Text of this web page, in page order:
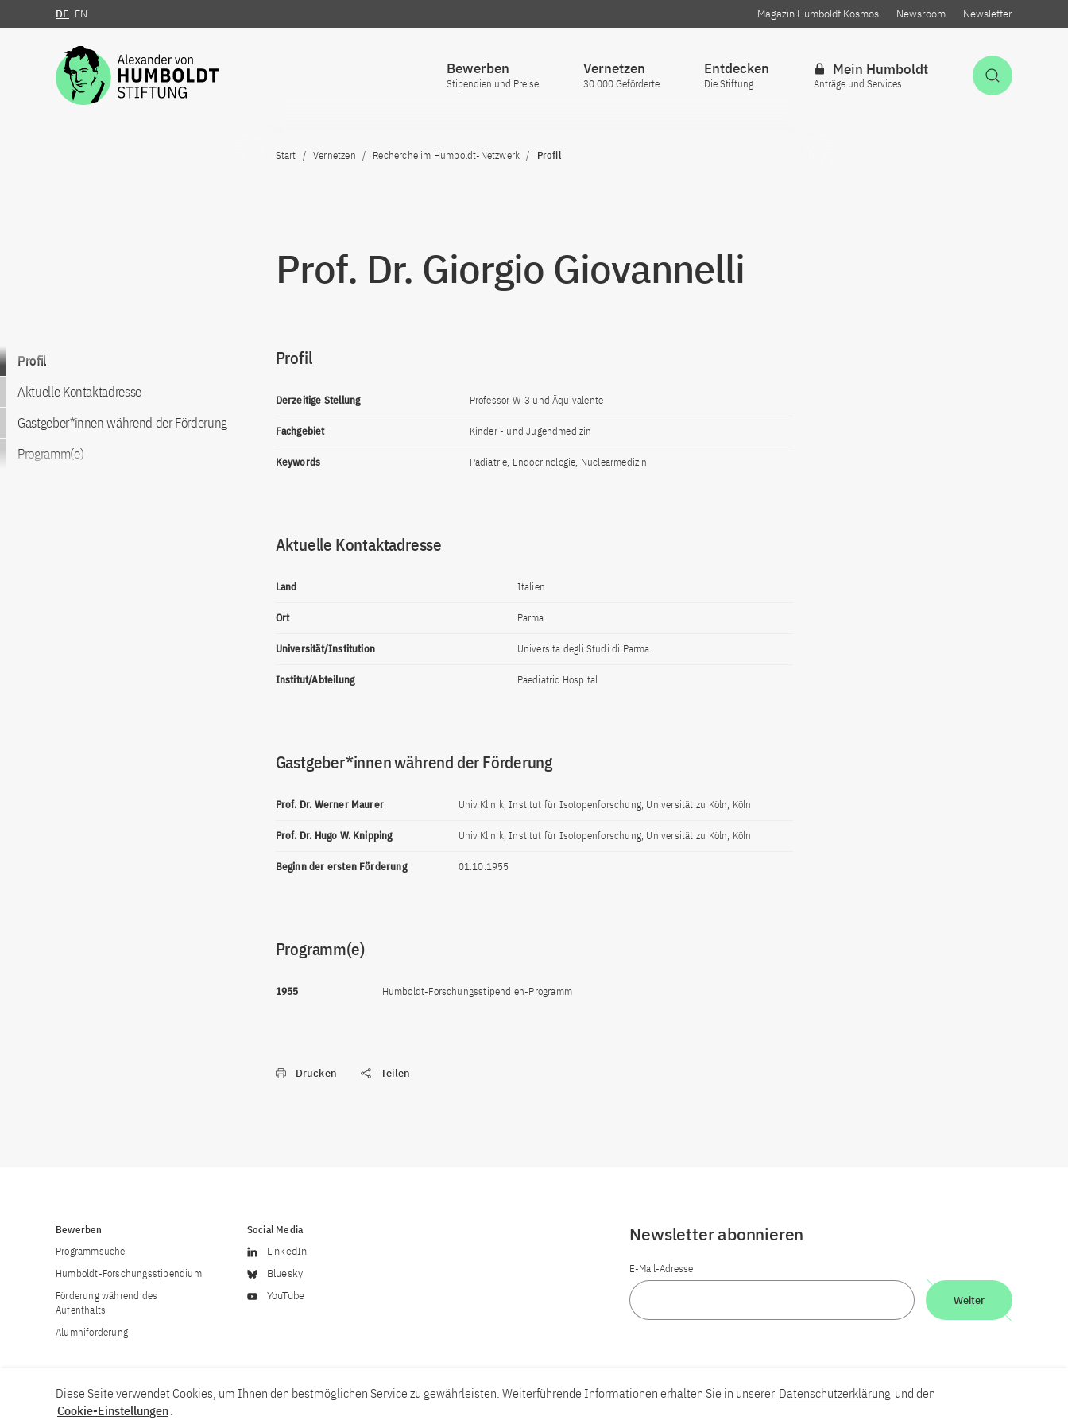
Zum Inhalt springen
DE EN Magazin Humboldt Kosmos Newsroom Newsletter
Bewerben
Stipendien und Preise
Vernetzen
30.000 Geförderte
Entdecken
Die Stiftung
Mein Humboldt
Anträge und Services
Start Vernetzen Recherche im Humboldt-Netzwerk Profil
Prof. Dr. Giorgio Giovannelli
Zum Inhalt springen
Profil
Aktuelle Kontaktadresse
Gastgeber*innen während der Förderung
Programm(e)
Profil
Derzeitige Stellung Professor W-3 und Äquivalente
Fachgebiet Kinder - und Jugendmedizin
Keywords Pädiatrie, Endocrinologie, Nuclearmedizin
Aktuelle Kontaktadresse
Land Italien
Ort Parma
Universität/Institution Universita degli Studi di Parma
Institut/Abteilung Paediatric Hospital
Gastgeber*innen während der Förderung
Prof. Dr. Werner Maurer Univ.Klinik, Institut für Isotopenforschung, Universität zu Köln, Köln
Prof. Dr. Hugo W. Knipping Univ.Klinik, Institut für Isotopenforschung, Universität zu Köln, Köln
Beginn der ersten Förderung 01.10.1955
Programm(e)
1955 Humboldt-Forschungsstipendien-Programm
Drucken Teilen
Bewerben
Programmsuche
Humboldt-Forschungsstipendium
Förderung während des
Aufenthalts
Alumniförderung
Social Media
LinkedIn
Bluesky
YouTube
Newsletter abonnieren
E-Mail-Adresse
Weiter
Diese Seite verwendet Cookies, um Ihnen den bestmöglichen Service zu gewährleisten. Weiterführende Informationen erhalten Sie in unserer Datenschutzerklärung und den
Cookie-Einstellungen.